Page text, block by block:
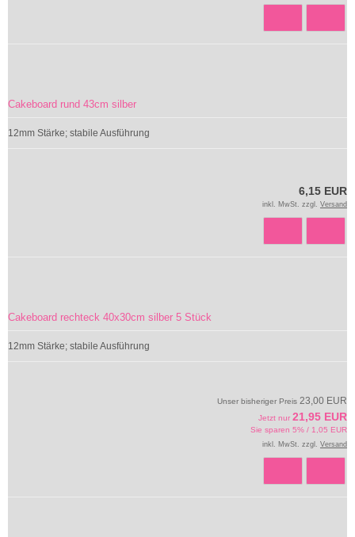
Cakeboard rund 43cm silber
12mm Stärke; stabile Ausführung
6,15 EUR
inkl. MwSt. zzgl. Versand
Cakeboard rechteck 40x30cm silber 5 Stück
12mm Stärke; stabile Ausführung
Unser bisheriger Preis 23,00 EUR
Jetzt nur 21,95 EUR
Sie sparen 5% / 1,05 EUR
inkl. MwSt. zzgl. Versand